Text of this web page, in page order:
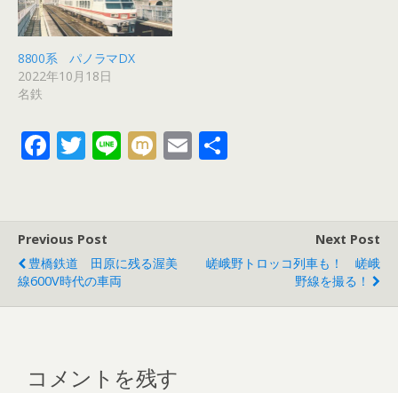
8800系 パノラマDX
2022年10月18日
名鉄
F
b
o
o
k
T
er
Li M E
Previous Post
豊橋鉄道 田原に残る渥美
線600V時代の車両
Next Post
嵯峨野トロッコ列車も！ 嵯峨
野線を撮る！
コメントを残す